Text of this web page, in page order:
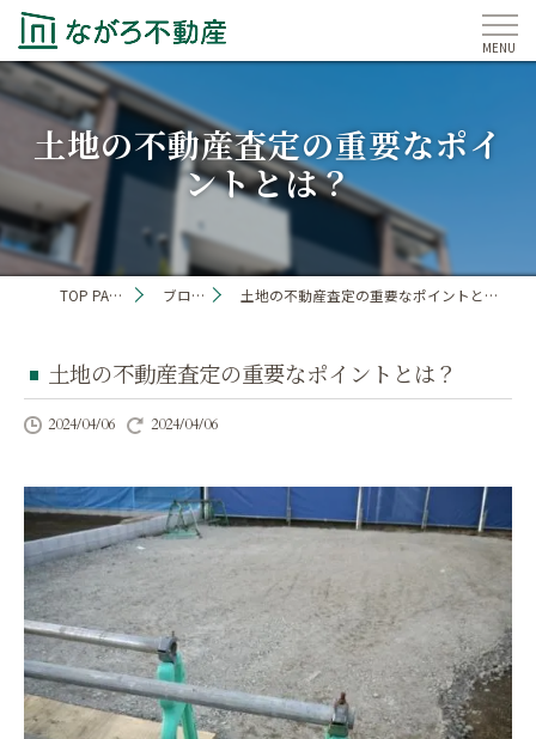
土地の不動産査定の重要なポイ
ントとは？
TOP PAGE ブログ 土地の不動産査定の重要なポイントとは？
土地の不動産査定の重要なポイントとは？
2024/04/06 2024/04/06